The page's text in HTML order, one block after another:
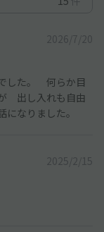
2026/7/20
した。 何らか目
出し入れも自由
なりました。
2025/2/15